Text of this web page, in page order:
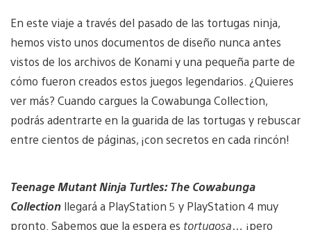
En este viaje a través del pasado de las tortugas ninja,
hemos visto unos documentos de diseño nunca antes
vistos de los archivos de Konami y una pequeña parte de
cómo fueron creados estos juegos legendarios. ¿Quieres
ver más? Cuando cargues la Cowabunga Collection,
podrás adentrarte en la guarida de las tortugas y rebuscar
entre cientos de páginas, ¡con secretos en cada rincón!
Teenage Mutant Ninja Turtles: The Cowabunga
Collection llegará a PlayStation 5 y PlayStation 4 muy
pronto. Sabemos que la espera es tortugosa… ¡pero